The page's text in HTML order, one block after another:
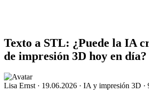
Texto a STL: ¿Puede la IA
de impresión 3D hoy en día?
Lisa Ernst · 19.06.2026 · IA y impresión 3D ·